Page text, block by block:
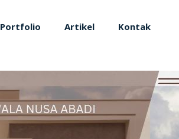
Portfolio Artikel Kontak